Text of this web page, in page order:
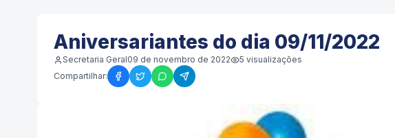
Aniversariantes do dia 09/11/2022
Secretaria Geral09 de novembro de 2022 5 visualizações
Compartilhar: